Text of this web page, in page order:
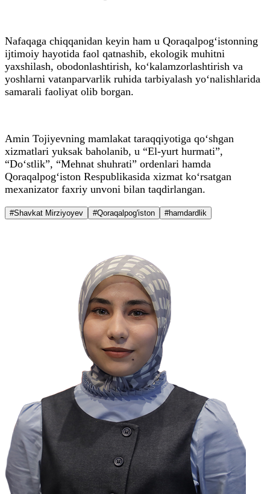
Nafaqaga chiqqanidan keyin ham u Qoraqalpog‘istonning
ijtimoiy hayotida faol qatnashib, ekologik muhitni
yaxshilash, obodonlashtirish, ko‘kalamzorlashtirish va
yoshlarni vatanparvarlik ruhida tarbiyalash yo‘nalishlarida
samarali faoliyat olib borgan.
Amin Tojiyevning mamlakat taraqqiyotiga qo‘shgan
xizmatlari yuksak baholanib, u “El-yurt hurmati”,
“Do‘stlik”, “Mehnat shuhrati” ordenlari hamda
Qoraqalpog‘iston Respublikasida xizmat ko‘rsatgan
mexanizator faxriy unvoni bilan taqdirlangan.
#Shavkat Mirziyoyev #Qoraqalpog'iston #hamdardlik